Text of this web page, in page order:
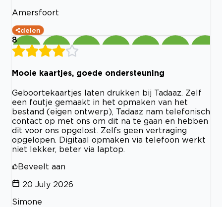
Amersfoort
delen
8
Mooie kaartjes, goede ondersteuning
Geboortekaartjes laten drukken bij Tadaaz. Zelf
een foutje gemaakt in het opmaken van het
bestand (eigen ontwerp), Tadaaz nam telefonisch
contact op met ons om dit na te gaan en hebben
dit voor ons opgelost. Zelfs geen vertraging
opgelopen. Digitaal opmaken via telefoon werkt
niet lekker, beter via laptop.
Beveelt aan
20 July 2026
Simone